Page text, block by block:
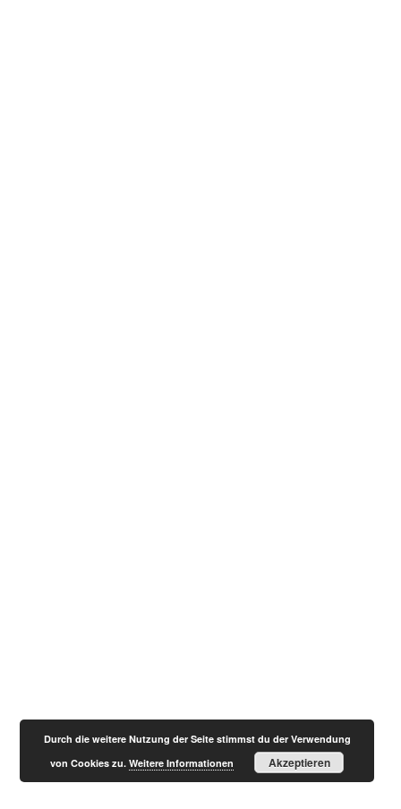
Durch die weitere Nutzung der Seite stimmst du der Verwendung
von Cookies zu.Weitere Informationen Akzeptieren